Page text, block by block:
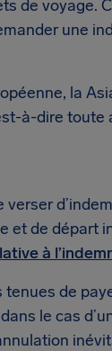
de voyage.
une
la
à-dire
et de départ
à
de
le cas